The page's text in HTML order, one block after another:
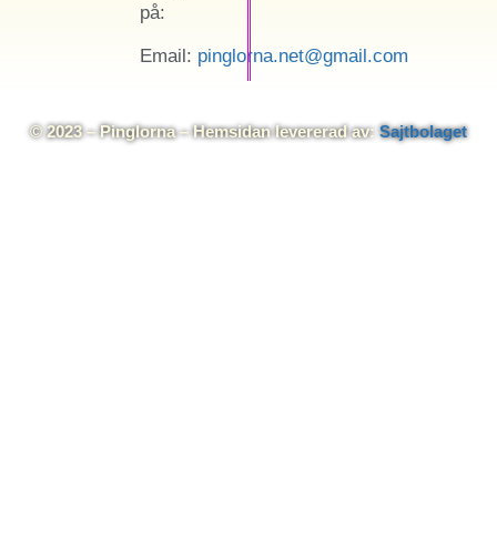
på:
Email: pinglorna.net@gmail.com
© 2023 – Pinglorna – Hemsidan levererad av: Sajtbolaget